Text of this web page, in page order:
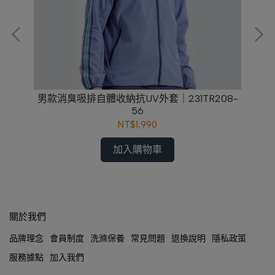
男款消臭吸排自體收納抗UV外套｜231TR208-
56
NT$1,990
加入購物車
關於我們
品牌理念 會員制度 洗滌保養 常見問題 退換說明
隱私政策
服務據點 加入我們